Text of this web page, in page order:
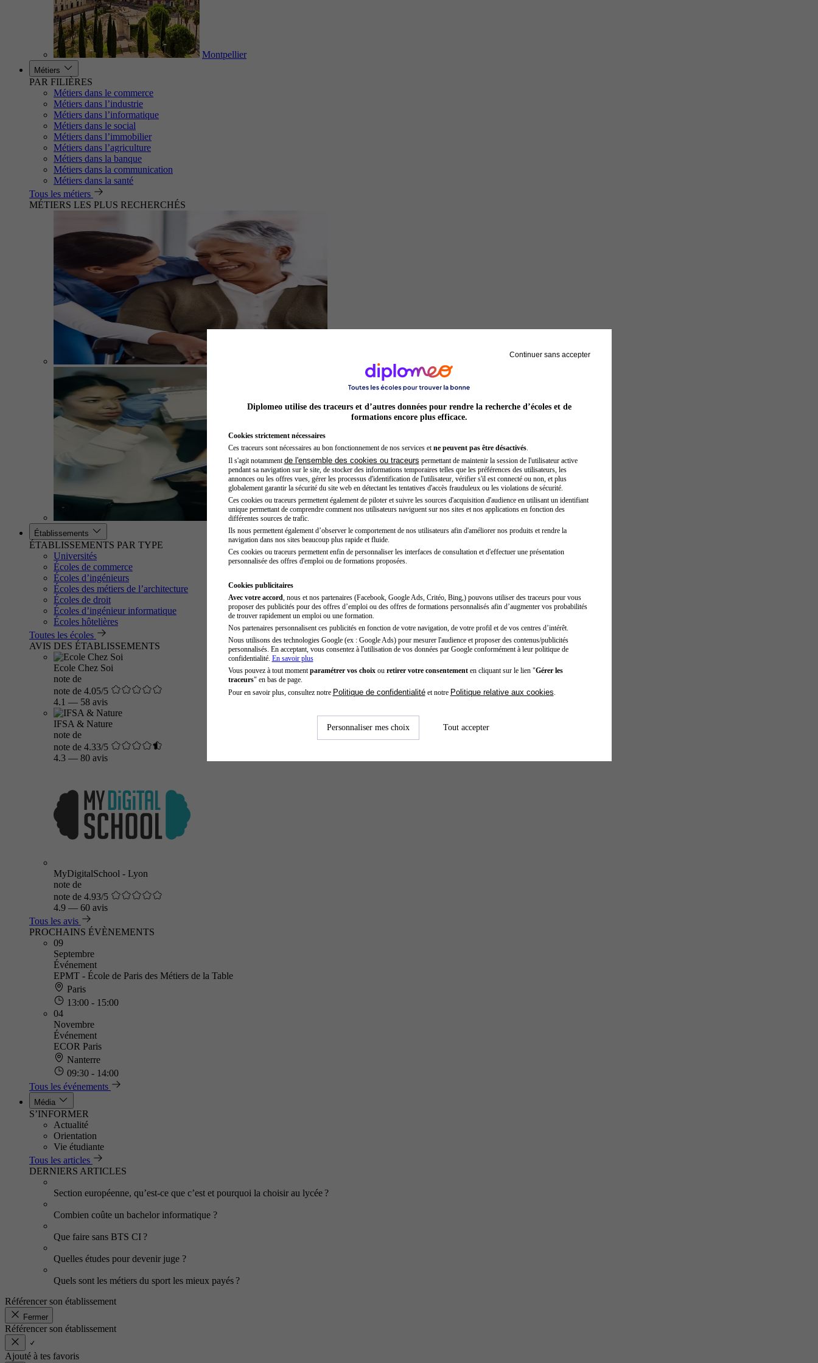
Montpellier
Métiers
PAR FILIÈRES
Métiers dans le commerce
Métiers dans l’industrie
Métiers dans l’informatique
Métiers dans le social
Métiers dans l’immobilier
Métiers dans l’agriculture
Métiers dans la banque
Métiers dans la communication
Métiers dans la santé
Tous les métiers
MÉTIERS LES PLUS RECHERCHÉS
Sage-femme
Établissements
ÉTABLISSEMENTS PAR TYPE
Universités
Écoles de commerce
Écoles d’ingénieurs
Écoles des métiers de l’architecture
Écoles de droit
Écoles d’ingénieur informatique
Écoles hôtelières
Toutes les écoles
AVIS DES ÉTABLISSEMENTS
Ecole Chez Soi
note de
note de 4.05/5
4.1 — 58 avis
IFSA & Nature
note de
note de 4.33/5
4.3 — 80 avis
MyDigitalSchool - Lyon
note de
note de 4.93/5
4.9 — 60 avis
Tous les avis
PROCHAINS ÉVÈNEMENTS
09
Septembre
Événement
EPMT - École de Paris des Métiers de la Table
Paris
13:00 - 15:00
04
Novembre
Événement
ECOR Paris
Nanterre
09:30 - 14:00
Tous les événements
Média
S’INFORMER
Actualité
Orientation
Vie étudiante
Tous les articles
DERNIERS ARTICLES
Section européenne, qu’est-ce que c’est et pourquoi la choisir au lycée ?
Combien coûte un bachelor informatique ?
Que faire sans BTS CI ?
Quelles études pour devenir juge ?
Quels sont les métiers du sport les mieux payés ?
Référencer son établissement
Fermer
Référencer son établissement
Ajouté à tes favoris
Continuer sans accepter
Diplomeo utilise des traceurs et d’autres données pour rendre la recherche d’écoles et de
formations encore plus efficace.
Cookies strictement nécessaires
Ces traceurs sont nécessaires au bon fonctionnement de nos services et ne peuvent pas être désactivés.
Il s'agit notamment de l'ensemble des cookies ou traceurs permettant de maintenir la session de l'utilisateur active
pendant sa navigation sur le site, de stocker des informations temporaires telles que les préférences des utilisateurs, les
annonces ou les offres vues, gérer les processus d'identification de l'utilisateur, vérifier s'il est connecté ou non, et plus
globalement garantir la sécurité du site web en détectant les tentatives d'accès frauduleux ou les violations de sécurité.
Ces cookies ou traceurs permettent également de piloter et suivre les sources d'acquisition d'audience en utilisant un identifiant
unique permettant de comprendre comment nos utilisateurs naviguent sur nos sites et nos applications en fonction des
différentes sources de trafic.
Ils nous permettent également d’observer le comportement de nos utilisateurs afin d'améliorer nos produits et rendre la
navigation dans nos sites beaucoup plus rapide et fluide.
Ces cookies ou traceurs permettent enfin de personnaliser les interfaces de consultation et d'effectuer une présentation
personnalisée des offres d'emploi ou de formations proposées.
Cookies publicitaires
Avec votre accord , nous et nos partenaires (Facebook, Google Ads, Critéo, Bing,) pouvons utiliser des traceurs pour vous
proposer des publicités pour des offres d’emploi ou des offres de formations personnalisés afin d’augmenter vos probabilités
de trouver rapidement un emploi ou une formation.
Nos partenaires personnalisent ces publicités en fonction de votre navigation, de votre profil et de vos centres d’intérêt.
Nous utilisons des technologies Google (ex : Google Ads) pour mesurer l'audience et proposer des contenus/publicités
personnalisés. En acceptant, vous consentez à l'utilisation de vos données par Google conformément à leur politique de
confidentialité. En savoir plus
Vous pouvez à tout moment paramétrer vos choixou retirer votre consentementen cliquant sur le lien "Gérer les
traceurs" en bas de page.
Pour en savoir plus, consultez notre Politique de confidentialitéet notre Politique relative aux cookies
Personnaliser mes choix Tout accepter